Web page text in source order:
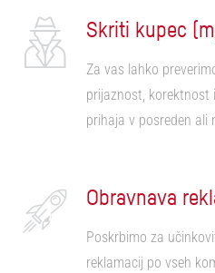
Skriti kupec
Za vas lahko
prijaznost, korektnost
prihaja v posreden ali
Obravnava
Poskrbimo za
reklamacij po vseh